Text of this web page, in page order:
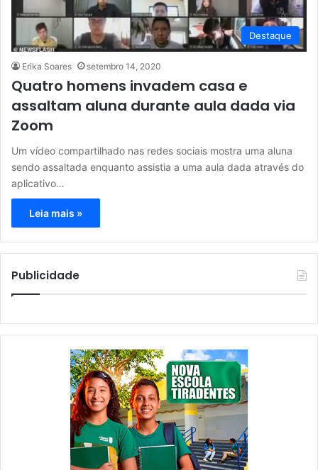
Destaque
Erika Soares setembro 14, 2020
Quatro homens invadem casa e
assaltam aluna durante aula dada via
Zoom
Um vídeo compartilhado nas redes sociais mostra uma aluna
sendo assaltada enquanto assistia a uma aula dada através do
aplicativo…
Leia mais »
Publicidade